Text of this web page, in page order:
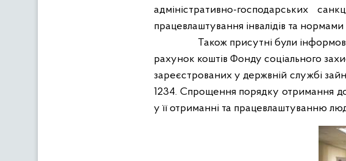
адміністративно-господарських
працевлаштування інвалідів та
Також присутні були
рахунок коштів Фонду соціального
зареєстрованих у держвній службі
1234. Спрощення порядку отримання
у її отриманні та працевлаштуванню